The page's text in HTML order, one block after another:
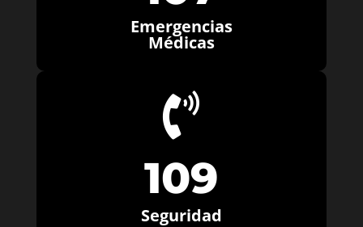
Emergencias
Médicas

109
Seguridad